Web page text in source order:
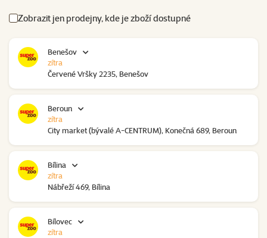
Zobrazit jen prodejny, kde je zboží dostupné
Benešov
Červené Vršky 2235, Benešov
zítra
Beroun
City market (bývalé A-CENTRUM), Konečná 689, Beroun
zítra
Bílina
Nábřeží 469, Bílina
zítra
Bílovec
zítra